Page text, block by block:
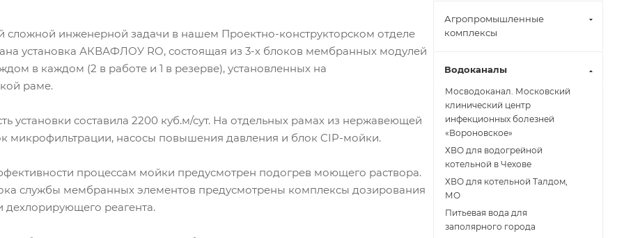
сложной инженерной задачи в нашем Проектно-конструкторском отделе
установка АКВАФЛОУ RO, состоящая из 3-х блоков мембранных модулей
в каждом (2 в работе и 1 в резерве), установленных на
раме.
установки составила 2200 куб.м/сут. На отдельных рамах из нержавеющей
микрофильтрации, насосы повышения давления и блок CIP-мойки.
процессам мойки предусмотрен подогрев моющего раствора.
службы мембранных элементов предусмотрены комплексы дозирования
дехлорирующего реагента.
Агропромышленные
комплексы
Водоканалы
Мосводоканал. Московский
клинический центр
инфекционных болезней
«Вороновское»
ХВО для водогрейной
котельной в Чехове
ХВО для котельной Талдом,
МО
Питьевая вода для
заполярного города